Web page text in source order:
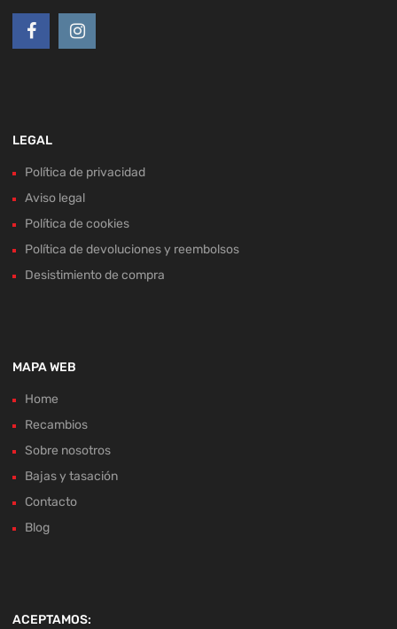
LEGAL
Política de privacidad
Aviso legal
Política de cookies
Política de devoluciones y reembolsos
Desistimiento de compra
MAPA WEB
Home
Recambios
Sobre nosotros
Bajas y tasación
Contacto
Blog
ACEPTAMOS: